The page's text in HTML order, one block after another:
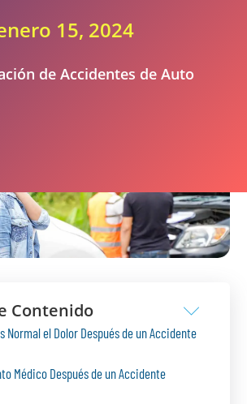
15, 2024
de Accidentes de Auto
Contenido
Normal el Dolor Después de un Accidente
Médico Después de un Accidente